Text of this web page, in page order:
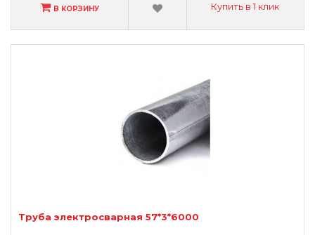
В КОРЗИНУ Купить в 1 клик
Труба электросварная 57*3*6000